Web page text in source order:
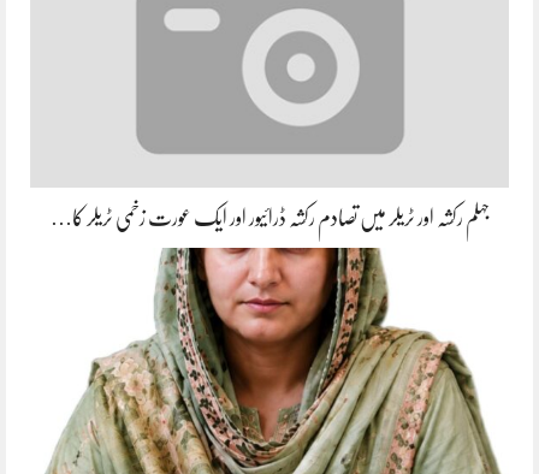
جہلم رکشہ اور ٹریلر میں تصادم رکشہ ڈرائیور اور ایک عورت زخمی ٹریلر کا…